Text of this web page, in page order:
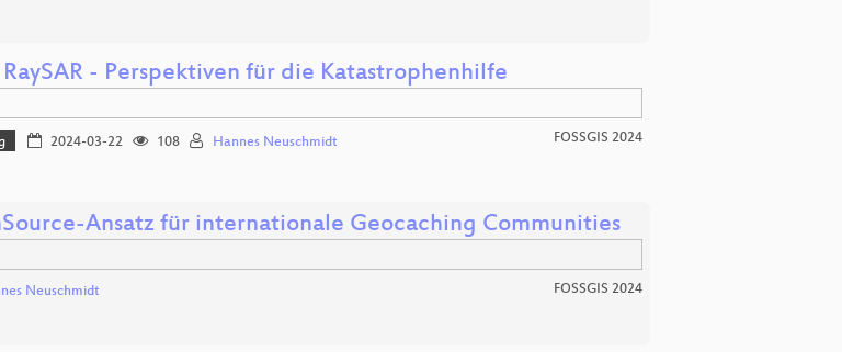
- Perspektiven für die Katastrophenhilfe
2024-03-22 108 Hannes Neuschmidt FOSSGIS 2024
Ansatz für internationale Geocaching Communities
Neuschmidt FOSSGIS 2024